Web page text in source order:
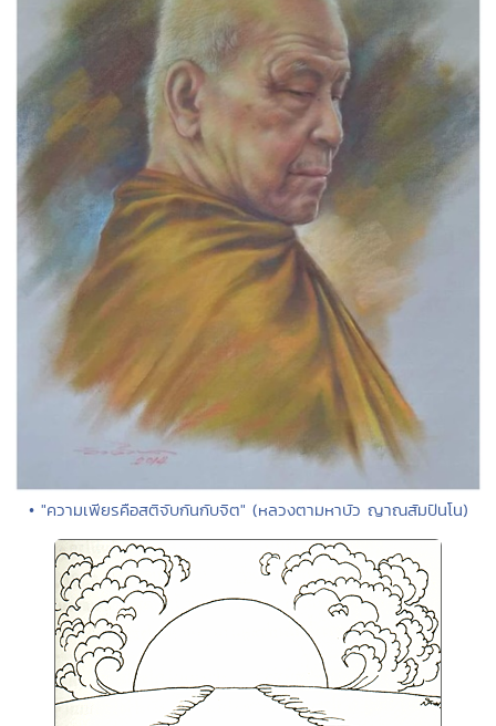
• "ความเพียรคือสติจับกันกับจิต" (หลวงตามหาบัว ญาณสัมปันโน)